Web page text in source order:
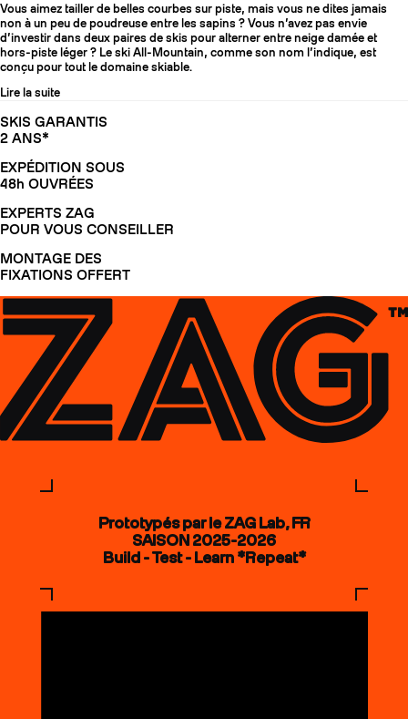
Vous aimez tailler de belles courbes sur piste, mais vous ne dites jamais
non à un peu de poudreuse entre les sapins ? Vous n’avez pas envie
d’investir dans deux paires de skis pour alterner entre neige damée et
hors-piste léger ? Le ski All-Mountain, comme son nom l’indique, est
conçu pour tout le domaine skiable.
Lire la suite
SKIS GARANTIS
2 ANS*
EXPÉDITION SOUS
48h OUVRÉES
EXPERTS ZAG
POUR VOUS CONSEILLER
MONTAGE DES
FIXATIONS OFFERT
Prototypés par le ZAG Lab, FR
SAISON 2025-2026
Build - Test - Learn *Repeat*